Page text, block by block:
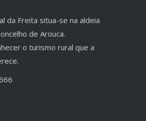
da Freita situa-se na aldeia
de Arouca.
o turismo rural que a